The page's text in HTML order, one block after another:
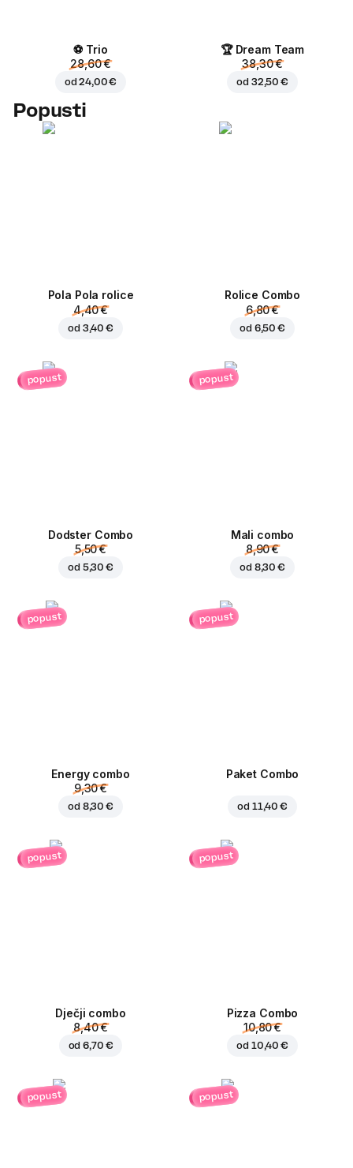
⚽ Trio
28,60 €
od24,00 €
🏆 Dream Team
38,30 €
od 32,50 €
Popusti
Pola Pola rolice
4,40 €
od 3,40 €
Rolice Combo
6,80 €
od 6,50 €
popust
Dodster Combo
5,50 €
od 5,30 €
popust
Mali combo
8,90 €
od 8,30 €
popust
Energy combo
9,30 €
od 8,30 €
popust
Paket Combo
od 11,40 €
popust
Dječji combo
8,40 €
od6,70 €
popust
Pizza Combo
10,80 €
od 10,40 €
popust popust